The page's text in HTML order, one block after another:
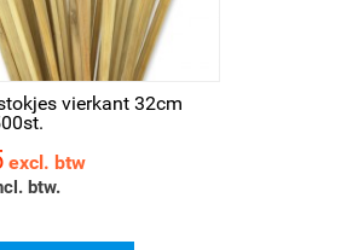
vierkant 32cm
excl. btw
btw.